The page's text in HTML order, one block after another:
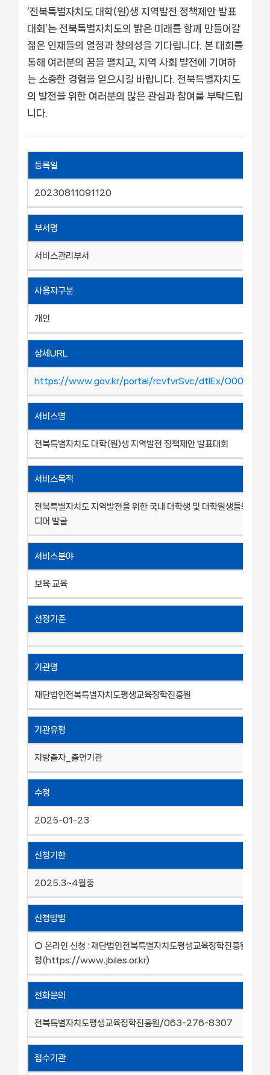
‘전북특별자치도 대학(원)생 지역발전 정책제안 발표
대회’는 전북특별자치도의 밝은 미래를 함께 만들어갈
젊은 인재들의 열정과 창의성을 기다립니다. 본 대회를
통해 여러분의 꿈을 펼치고, 지역 사회 발전에 기여하
는 소중한 경험을 얻으시길 바랍니다. 전북특별자치도
의 발전을 위한 여러분의 많은 관심과 참여를 부탁드립
니다.
등록일
20230811091120
부서명
서비스관리부서
사용자구분
개인
상세URL
https://www.gov.kr/portal/rcvfvrSvc/dtlEx/
서비스명
전북특별자치도 대학(원)생 지역발전 정책제안 발표대회
서비스목적
전북특별자치도 지역발전을 위한 국내 대학생 및 대학원생들의 참신
디어 발굴
서비스분야
보육·교육
선정기준
기관명
재단법인전북특별자치도평생교육장학진흥원
기관유형
지방출자_출연기관
수정
2025-01-23
신청기한
2025.3~4월중
신청방법
○ 온라인 신청 : 재단법인전북특별자치도평생교육장학진흥원 홈페
청(https://www.jbiles.or.kr)
전화문의
전북특별자치도평생교육장학진흥원/063-276-8307
접수기관